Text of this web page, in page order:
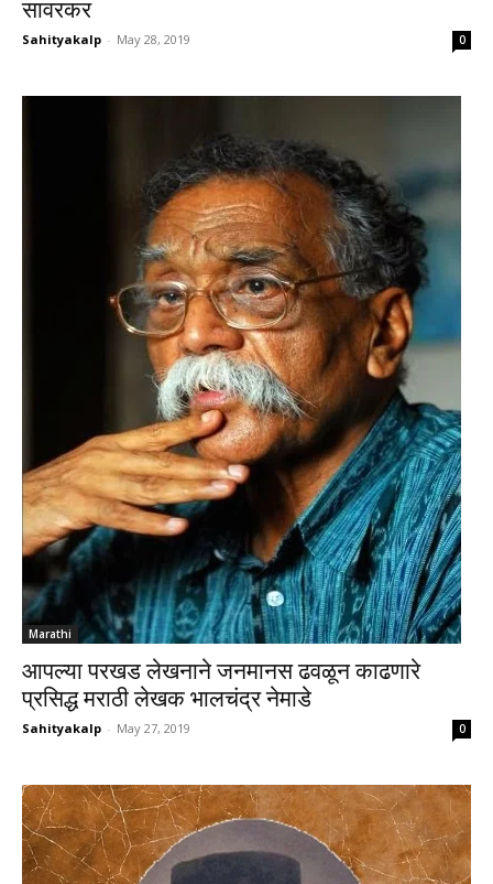
सावरकर
Sahityakalp - May 28, 2019 0
Marathi
आपल्या परखड लेखनाने जनमानस ढवळून काढणारे
प्रसिद्ध मराठी लेखक भालचंद्र नेमाडे
Sahityakalp - May 27, 2019 0